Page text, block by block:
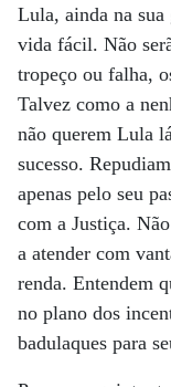
Lula, ainda na sua
vida fácil. Não
tropeço ou falha,
Talvez como a
não querem Lula
sucesso.
apenas pelo seu
com a Justiça.
a atender com
renda. Entendem
no plano dos
badulaques para